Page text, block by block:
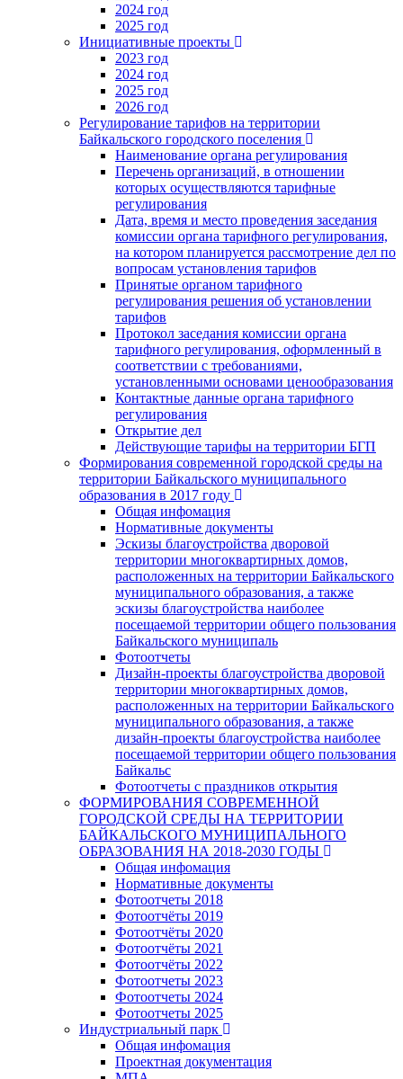
2024 год
2025 год
Инициативные проекты
2023 год
2024 год
2025 год
2026 год
Регулирование тарифов на территории
Байкальского городского поселения
Наименование органа регулирования
Перечень организаций, в отношении
которых осуществляются тарифные
регулирования
Дата, время и место проведения заседания
комиссии органа тарифного регулирования,
на котором планируется рассмотрение дел по
вопросам установления тарифов
Принятые органом тарифного
регулирования решения об установлении
тарифов
Протокол заседания комиссии органа
тарифного регулирования, оформленный в
соответствии с требованиями,
установленными основами ценообразования
Контактные данные органа тарифного
регулирования
Открытие дел
Действующие тарифы на территории БГП
Формирования современной городской среды на
территории Байкальского муниципального
образования в 2017 году
Общая инфомация
Нормативные документы
Эскизы благоустройства дворовой
территории многоквартирных домов,
расположенных на территории Байкальского
муниципального образования, а также
эскизы благоустройства наиболее
посещаемой территории общего пользования
Байкальского муниципаль
Фотоотчеты
Дизайн-проекты благоустройства дворовой
территории многоквартирных домов,
расположенных на территории Байкальского
муниципального образования, а также
дизайн-проекты благоустройства наиболее
посещаемой территории общего пользования
Байкальс
Фотоотчеты с праздников открытия
ФОРМИРОВАНИЯ СОВРЕМЕННОЙ
ГОРОДСКОЙ СРЕДЫ НА ТЕРРИТОРИИ
БАЙКАЛЬСКОГО МУНИЦИПАЛЬНОГО
ОБРАЗОВАНИЯ НА 2018-2030 ГОДЫ
Общая инфомация
Нормативные документы
Фотоотчеты 2018
Фотоотчёты 2019
Фотоотчёты 2020
Фотоотчёты 2021
Фотоотчёты 2022
Фотоотчеты 2023
Фотоотчеты 2024
Фотоотчеты 2025
Индустриальный парк
Общая инфомация
Проектная документация